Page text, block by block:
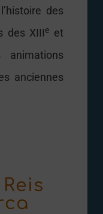
des
des XIIIe et
anciennes